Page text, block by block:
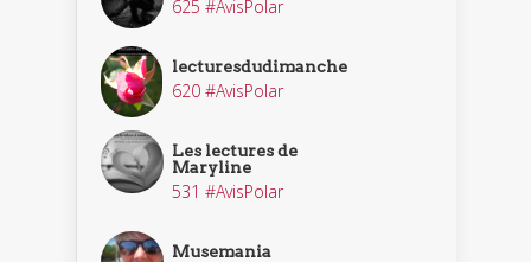
625 #AvisPolar
lecturesdudimanche
620 #AvisPolar
Les lectures de
Maryline
531 #AvisPolar
Musemania